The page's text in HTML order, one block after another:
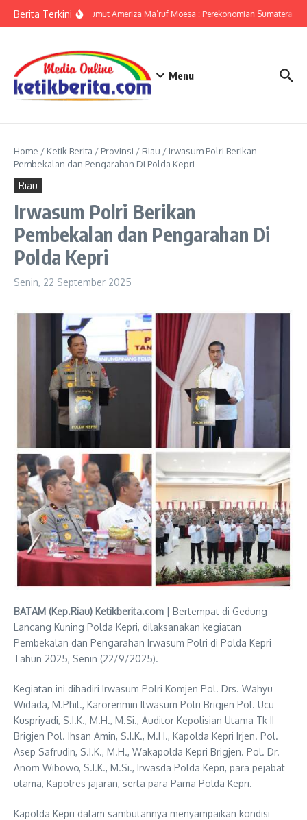
Berita TerkiniKPwBI Sumut Ameriza Ma’ruf Moesa : Perekonomian Sumatera
Menu
Home / Ketik Berita / Provinsi / Riau / Irwasum Polri Berikan
Pembekalan dan Pengarahan Di Polda Kepri
Riau
Irwasum Polri Berikan
Pembekalan dan Pengarahan Di
Polda Kepri
Senin, 22 September 2025
BATAM (Kep.Riau) Ketikberita.com | Bertempat di Gedung
Lancang Kuning Polda Kepri, dilaksanakan kegiatan
Pembekalan dan Pengarahan Irwasum Polri di Polda Kepri
Tahun 2025, Senin (22/9/2025).
Kegiatan ini dihadiri Irwasum Polri Komjen Pol. Drs. Wahyu
Widada, M.Phil., Karorenmin Itwasum Polri Brigjen Pol. Ucu
Kuspriyadi, S.I.K., M.H., M.Si., Auditor Kepolisian Utama Tk II
Brigjen Pol. Ihsan Amin, S.I.K., M.H., Kapolda Kepri Irjen. Pol.
Asep Safrudin, S.I.K., M.H., Wakapolda Kepri Brigjen. Pol. Dr.
Anom Wibowo, S.I.K., M.Si., Irwasda Polda Kepri, para pejabat
utama, Kapolres jajaran, serta para Pama Polda Kepri.
Kapolda Kepri dalam sambutannya menyampaikan kondisi